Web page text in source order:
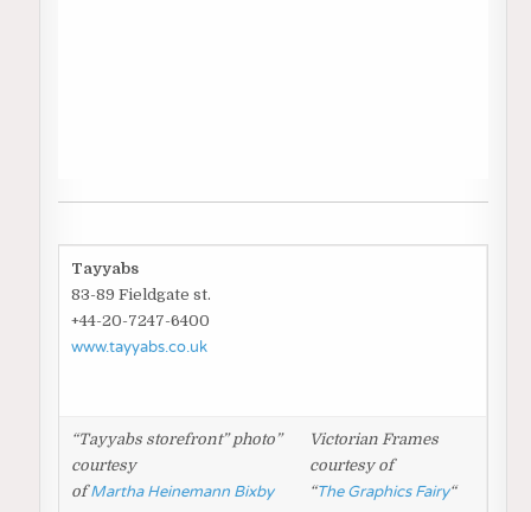
Tayyabs
83-89 Fieldgate st.
+44-20-7247-6400
www.tayyabs.co.uk
Victorian Frames
courtesy of
“The Graphics Fairy“
“Tayyabs storefront” photo”
courtesy
ofMartha Heinemann Bixby